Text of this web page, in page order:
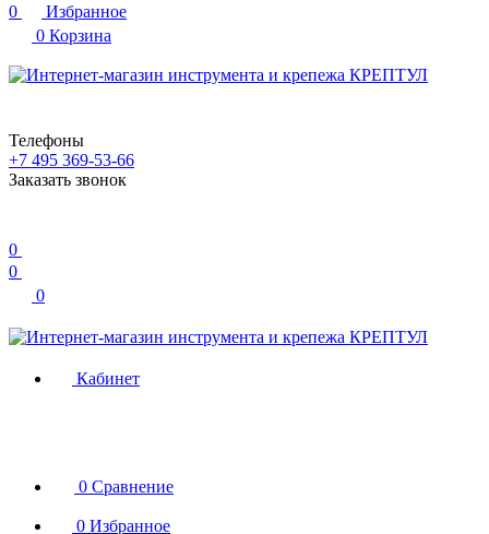
0
Избранное
0 Корзина
Телефоны
+7 495 369-53-66
Заказать звонок
0
0
0
Кабинет
0 Сравнение
0 Избранное